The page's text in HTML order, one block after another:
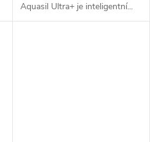
Aquasil Ultra+ je inteligentní...